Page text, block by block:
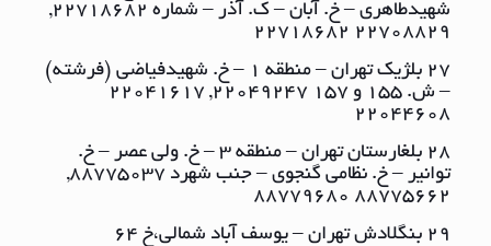
شهیدطاهری – خ. آبان – ک. آذر – شماره ٢٢٧١٨٦٨٢,
٢٢٧٠٨٨٢٩ ٢٢٧١٨٦٨٢
27 بلژیک تهران – منطقه ١ – خ. شهیدفیاضی (فرشته)
– ش. ١٥٥ و ١٥٧ ٢٢٠٤٩٢٤٧, ٢٢٠٤١٦١٧
٢٢٠٤٤٦٠٨
28 بلغارستان تهران – منطقه ٣ – خ. ولی عصر – خ.
توانیر – خ. نظامی گنجوی – جنب شهرد ٨٨٧٧٥٠٣٧,
٨٨٧٧٥٦٦٢ ٨٨٧٧٩٦٨٠
29 بنگلادش تهران – یوسف آباد شمالی،خ 64